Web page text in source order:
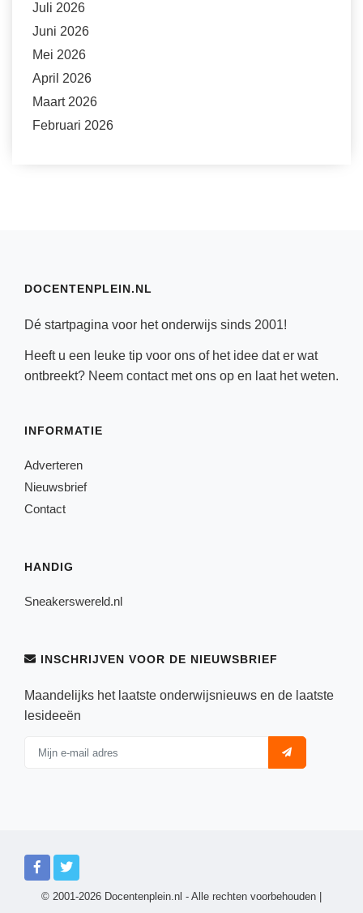
Juli 2026
Juni 2026
Mei 2026
April 2026
Maart 2026
Februari 2026
DOCENTENPLEIN.NL
Dé startpagina voor het onderwijs sinds 2001!
Heeft u een leuke tip voor ons of het idee dat er wat
ontbreekt? Neem contactmet ons op en laat het weten.
INFORMATIE
Adverteren
Nieuwsbrief
Contact
HANDIG
Sneakerswereld.nl
INSCHRIJVEN VOOR DE NIEUWSBRIEF
Maandelijks het laatste onderwijsnieuws en de laatste
lesideeën
© 2001-2026 Docentenplein.nl - Alle rechten voorbehouden |